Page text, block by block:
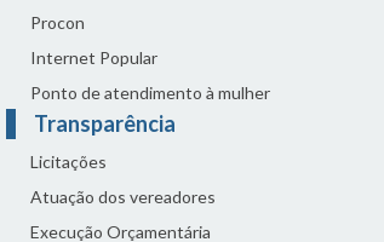
Procon
Internet Popular
Ponto de atendimento à mulher
Transparência
Licitações
Atuação dos vereadores
Execução Orçamentária